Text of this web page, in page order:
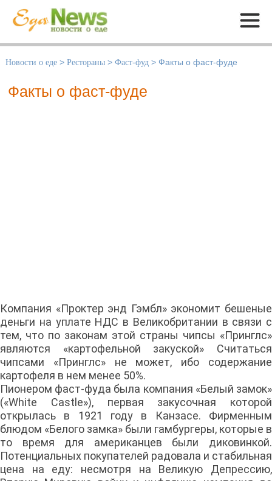
Меню
Новости о еде > Рестораны > Фаст-фуд > Факты о фаст-фуде
Факты о фаст-фуде
Компания «Проктер энд Гэмбл» экономит бешеные
деньги на уплате НДС в Великобритании в связи с
тем, что по законам этой страны чипсы «Принглс»
являются «картофельной закуской» Считаться
чипсами «Принглс» не может, ибо содержание
картофеля в нем менее 50%.
Пионером фаст-фуда была компания «Белый замок»
(«White Castle»), первая закусочная которой
открылась в 1921 году в Канзасе. Фирменным
блюдом «Белого замка» были гамбургеры, которые в
то время для американцев были диковинкой.
Потенциальных покупателей радовала и стабильная
цена на еду: несмотря на Великую Депрессию,